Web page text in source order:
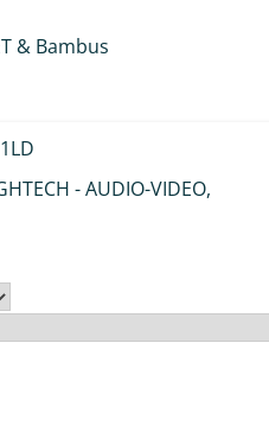
& Bambus
- AUDIO-VIDEO,